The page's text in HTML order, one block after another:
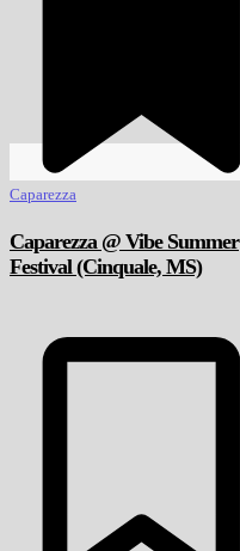
Caparezza
Caparezza @ Vibe Summer
Festival (Cinquale, MS)